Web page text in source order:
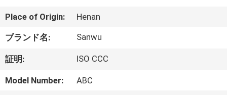
ロ
ダ
ク
ト
Reserved.
Place of Origin: Henan
ブランド名: Sanwu
証明: ISO CCC
Model Number: ABC